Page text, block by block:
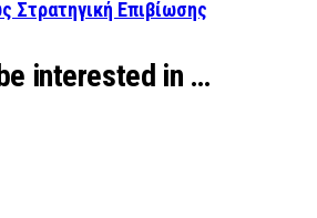
Στρατηγική Επιβίωσης
interested in …